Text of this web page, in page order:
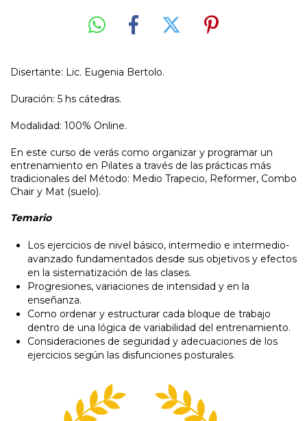
Disertante: Lic. Eugenia Bertolo.
Duración: 5 hs cátedras.
Modalidad: 100% Online.
En este curso de verás como organizar y programar un
entrenamiento en Pilates a través de las prácticas más
tradicionales del Método: Medio Trapecio, Reformer, Combo
Chair y Mat (suelo).
Temario
Los ejercicios de nivel básico, intermedio e intermedio-
avanzado fundamentados desde sus objetivos y efectos
en la sistematización de las clases.
Progresiones, variaciones de intensidad y en la
enseñanza.
Como ordenar y estructurar cada bloque de trabajo
dentro de una lógica de variabilidad del entrenamiento.
Consideraciones de seguridad y adecuaciones de los
ejercicios según las disfunciones posturales.